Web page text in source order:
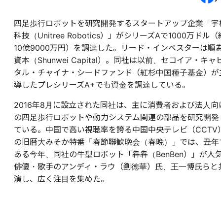
四足歩行ロボットを研究開発するスタートアップ企業「宇
科技（Unitree Robotics）」がシリーズAで1000万ドル（
10億9000万円）を調達した。リード・インベスターは順
資本（Shunwei Capital）。同社は以前、セコイア・キャ
タル・チャイナ・シードファンド（紅杉中国種子基金）が
導したプレシリーズA+でも資金を調達している。
2016年8月に設立された同社は、主に消費者および法人向
の四足歩行ロボットや動力システム関連の部品を研究開発
ている。中国で高い視聴率を誇る中国中央テレビ（CCTV
の旧暦大みそか特番「春節聯歓晩会（春晩）」では、丑年
ある今年、同社の牛型ロボット「犇犇（BenBen）」が人
俳優・歌手のアンディ・ラウ（劉徳華）氏、王一博氏らと
演し、広く注目を集めた。